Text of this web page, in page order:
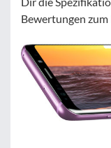
Bewertungen